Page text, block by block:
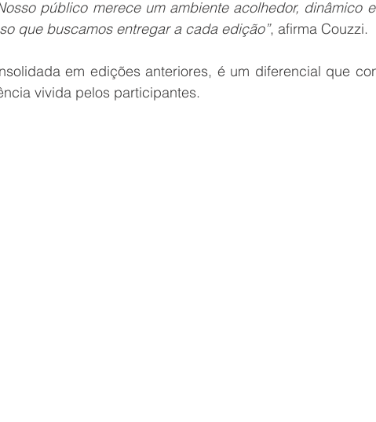
público merece um ambiente acolhedor, dinâmico
que buscamos entregar a cada edição”, afirma Couzzi.
em edições anteriores, é um diferencial que
vivida pelos participantes.